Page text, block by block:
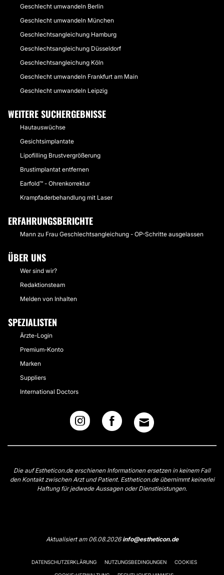
Geschlecht umwandeln Berlin
Geschlecht umwandeln München
Geschlechtsangleichung Hamburg
Geschlechtsangleichung Düsseldorf
Geschlechtsangleichung Köln
Geschlecht umwandeln Frankfurt am Main
Geschlecht umwandeln Leipzig
WEITERE SUCHERGEBNISSE
Hautauswüchse
Gesichtsimplantate
Lipofilling Brustvergrößerung
Brustimplantat entfernen
Earfold™ - Ohrenkorrektur
Krampfaderbehandlung mit Laser
ERFAHRUNGSBERICHTE
Mann zu Frau Geschlechtsangleichung - OP-Schritte ausgelassen
ÜBER UNS
Wer sind wir?
Redaktionsteam
Melden von Inhalten
SPEZIALISTEN
Ärzte-Login
Premium-Konto
Marken
Suppliers
International Doctors
Die auf Estheticon.de erschienen Informationen ersetzen in keinem Fall
den Kontakt zwischen Arzt und Patient. Estheticon.de übernimmt keinerlei
Haftung für jedwede Aussagen oder Dienstleistungen.
Aktualisiert am 06.08.2026info@estheticon.de
DATENSCHUTZERKLÄRUNG NUTZUNGSBEDINGUNGEN COOKIES